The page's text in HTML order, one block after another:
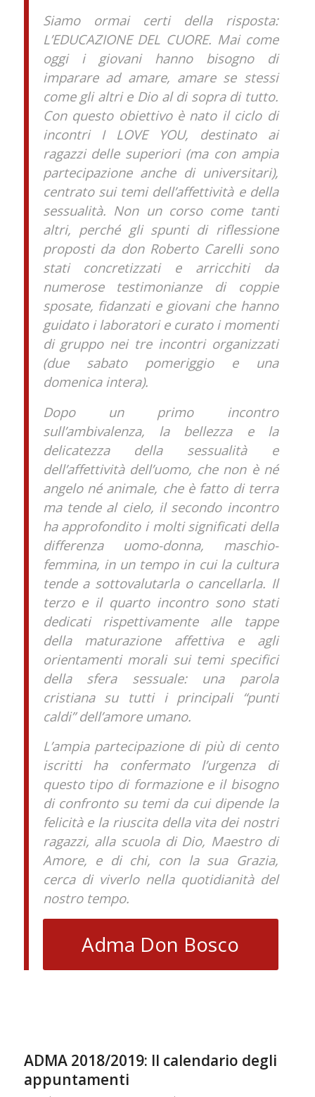
Siamo ormai certi della risposta:
L’EDUCAZIONE DEL CUORE. Mai come
oggi i giovani hanno bisogno di
imparare ad amare, amare se stessi
come gli altri e Dio al di sopra di tutto.
Con questo obiettivo è nato il ciclo di
incontri I LOVE YOU, destinato ai
ragazzi delle superiori (ma con ampia
partecipazione anche di universitari),
centrato sui temi dell’affettività e della
sessualità. Non un corso come tanti
altri, perché gli spunti di riflessione
proposti da don Roberto Carelli sono
stati concretizzati e arricchiti da
numerose testimonianze di coppie
sposate, fidanzati e giovani che hanno
guidato i laboratori e curato i momenti
di gruppo nei tre incontri organizzati
(due sabato pomeriggio e una
domenica intera).
Dopo un primo incontro
sull’ambivalenza, la bellezza e la
delicatezza della sessualità e
dell’affettività dell’uomo, che non è né
angelo né animale, che è fatto di terra
ma tende al cielo, il secondo incontro
ha approfondito i molti significati della
differenza uomo-donna, maschio-
femmina, in un tempo in cui la cultura
tende a sottovalutarla o cancellarla. Il
terzo e il quarto incontro sono stati
dedicati rispettivamente alle tappe
della maturazione affettiva e agli
orientamenti morali sui temi specifici
della sfera sessuale: una parola
cristiana su tutti i principali “punti
caldi” dell’amore umano.
L’ampia partecipazione di più di cento
iscritti ha confermato l’urgenza di
questo tipo di formazione e il bisogno
di confronto su temi da cui dipende la
felicità e la riuscita della vita dei nostri
ragazzi, alla scuola di Dio, Maestro di
Amore, e di chi, con la sua Grazia,
cerca di viverlo nella quotidianità del
nostro tempo.
Adma Don Bosco
ADMA 2018/2019: Il calendario degli
appuntamenti